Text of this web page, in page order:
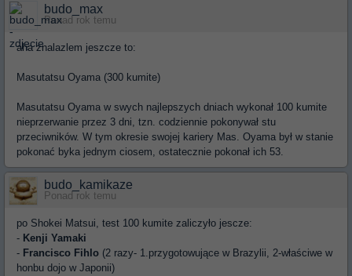
budo_max
Ponad rok temu
aha znalazlem jeszcze to:
Masutatsu Oyama (300 kumite)
Masutatsu Oyama w swych najlepszych dniach wykonał 100 kumite
nieprzerwanie przez 3 dni, tzn. codziennie pokonywał stu
przeciwników. W tym okresie swojej kariery Mas. Oyama był w stanie
pokonać byka jednym ciosem, ostatecznie pokonał ich 53.
budo_kamikaze
Ponad rok temu
po Shokei Matsui, test 100 kumite zaliczyło jescze:
- Kenji Yamaki
- Francisco Fihlo (2 razy- 1.przygotowujące w Brazylii, 2-właściwe w
honbu dojo w Japonii)